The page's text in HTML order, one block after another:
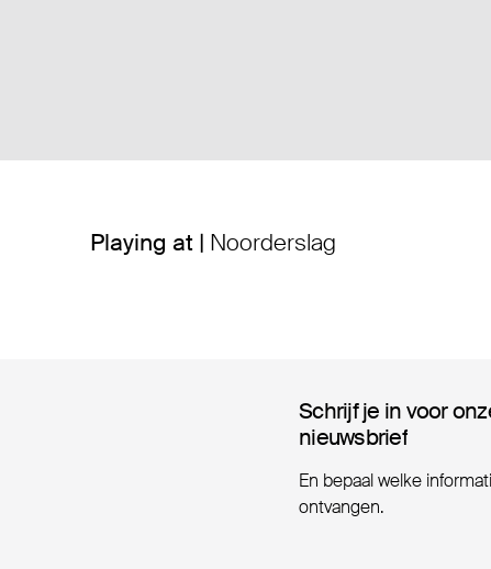
Playing at | Noorderslag
Schrijf je in voor
Schrijf je in voor
nieuwsbrief
nieuwsbrief
En bepaal welke
ontvangen.